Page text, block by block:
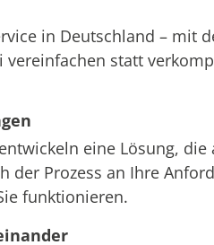
in Deutschland – mit
statt
eine Lösung,
der Prozess an Ihre
funktionieren.